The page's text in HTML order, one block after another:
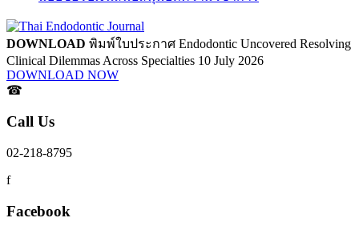
DOWNLOAD พิมพ์ใบประกาศ Endodontic Uncovered Resolving
Clinical Dilemmas Across Specialties 10 July 2026
DOWNLOAD NOW
☎
Call Us
02-218-8795
f
Facebook